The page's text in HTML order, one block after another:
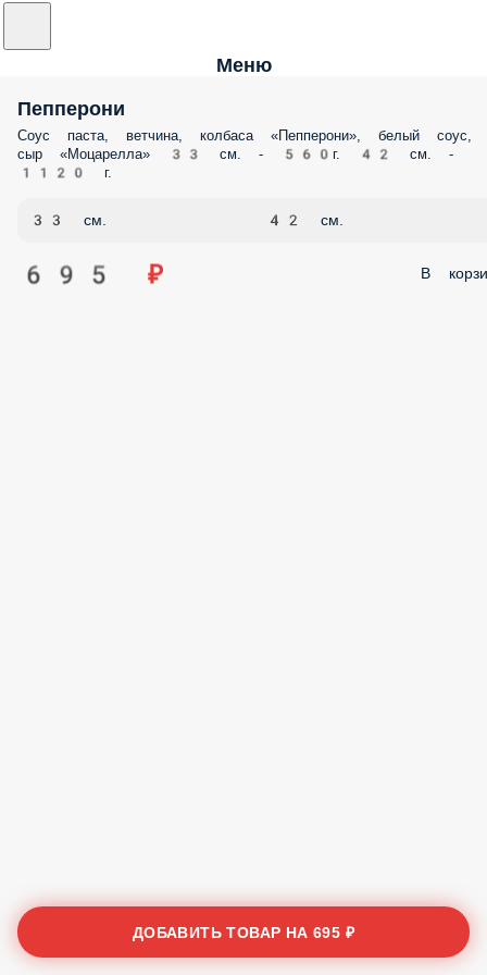
Меню
Пепперони
Соус паста, ветчина, колбаса «Пепперони», белый соус,
сыр «Моцарелла» 33 см. - 560г. 42 см. -
1120 г.
33 см. 42 см.
695 ₽ В
ДОБАВИТЬ ТОВАР НА695 ₽